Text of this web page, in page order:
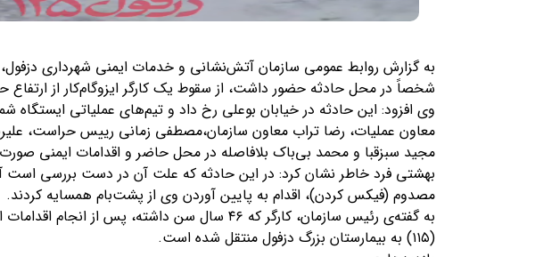
به گزارش روابط عمومی سازمان آتش‌نشانی و خدمات ایمنی شهرداری
شخصاً در محل حادثه حضور داشت، از سقوط یک کارگر ایزوگام‌کار از ارتفاع حدود ۱۰ متری
معاون عملیات، رضا تراب معاون سازمان،مصطفی زمانی رییس حراست،
مجید سبزقبا و محمد بی‌باک بلافاصله در محل حاضر و اقدامات ایمنی
بهشتی فرد خاطر نشان کرد: در این حادثه که علت آن در دست بررسی
مصدوم (فیکس کردن)، اقدام به پایین آوردن وی از پشت‌بام همسایه کردند.
به گفته‌ی رئیس سازمان، کارگر که ۴۶ سال سن داشته، پس
(۱۱۵) به بیمارستان بزرگ‌ دزفول منتقل شده است.